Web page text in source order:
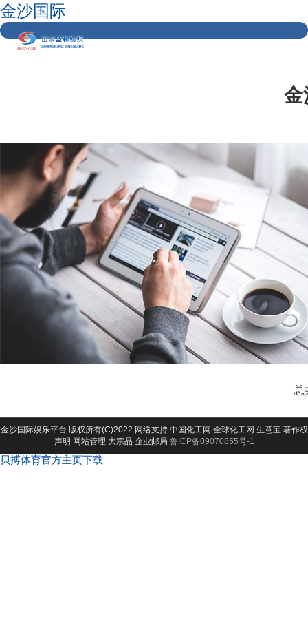
金沙国际
金
总
金沙国际娱乐平台 版权所有(C)2022 网络支持 中国化工网 全球化工网 生意宝 著作权
声明 网站管理 大宗品 企业邮局 鲁ICP备09070855号-1
贝搏体育官方主页下载